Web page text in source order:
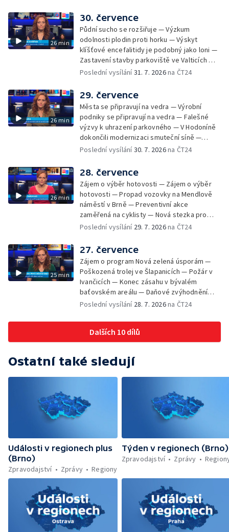
26 min
30. července
Půdní sucho se rozšiřuje — Výzkum
odolnosti plodin proti horku — Výskyt
klíšťové encefalitidy je podobný jako loni —
Zastavení stavby parkoviště ve Valticích —
Spor o lokalitu lesa v Rožnově pod
organismus — Kybernetický incident na
Masarykově univerzitě — Slavnostní
vyřazení absolventů Univerzity obran —
Letní kurzy umění pro mladé — Mobilní
kurníky pomáhají na poli
Poslední vysílání31. 7. 2026na ČT24
26 min
29. července
Města se připravují na vedra — Výrobní
podniky se připravují na vedra — Falešné
výzvy k uhrazení parkovného — V Hodoníně
dokončili modernizaci smuteční síně —
Chybějící toalety u dětských hřišť —
bývalého nákupního domu Letná — Končí 52.
ročník Letní filmové školy — 3. ročník
komunitní akce Stůl ve středu — Cesta na
podporu paliativní péče
Poslední vysílání30. 7. 2026na ČT24
26 min
28. července
Zájem o výběr hotovosti — Zájem o výběr
hotovosti — Propad vozovky na Mendlově
náměstí v Brně — Preventivní akce
zaměřená na cyklisty — Nová stezka pro
cyklisty na Zlínsku — Letecká linka mezi
pozorovat zatmění Slunce — Den AČFK na
Letní filmové škole — Milan Uhde slaví 90 let
— Rekonstrukce vojenského srubu
Poslední vysílání 29. 7. 2026na ČT24
25 min
27. července
Zájem o program Nová zelená úsporám —
Poškozená trolej ve Šlapanicích — Požár v
Ivančicích — Konec zásahu v bývalém
baťovském areálu — Daňové zvýhodnění
vína — Výhružky na magistrátu v Olomouci —
Brněnské týmy v první fotbalové lize —
Chystaná rekonstrukce bývalé věznice —
Nový seriál pro děti
Poslední vysílání 28. 7. 2026na ČT24
Dalších 10 dílů
Ostatní také sledují
Události v regionech plus
(Brno)
Zpravodajství
Zprávy Regiony
Týden v regionech (Brno)
Zpravodajství
Zprávy